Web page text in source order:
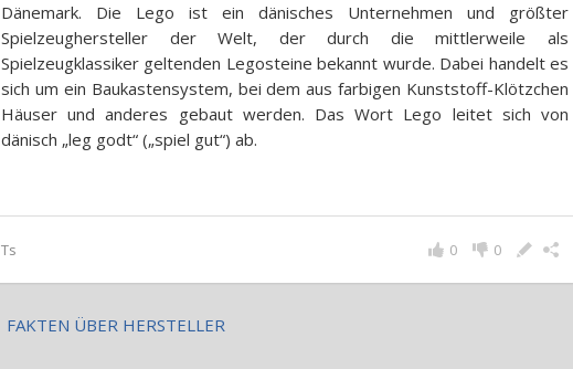
Dänemark. Die Lego ist ein dänisches Unternehmen und größter
Spielzeughersteller der Welt, der durch die mittlerweile als
Spielzeugklassiker geltenden Legosteine bekannt wurde. Dabei handelt es
sich um ein Baukastensystem, bei dem aus farbigen Kunststoff-Klötzchen
Häuser und anderes gebaut werden. Das Wort Lego leitet sich von
dänisch „leg godt“ („spiel gut“) ab.
Ts 0
0
FAKTEN ÜBER HERSTELLER